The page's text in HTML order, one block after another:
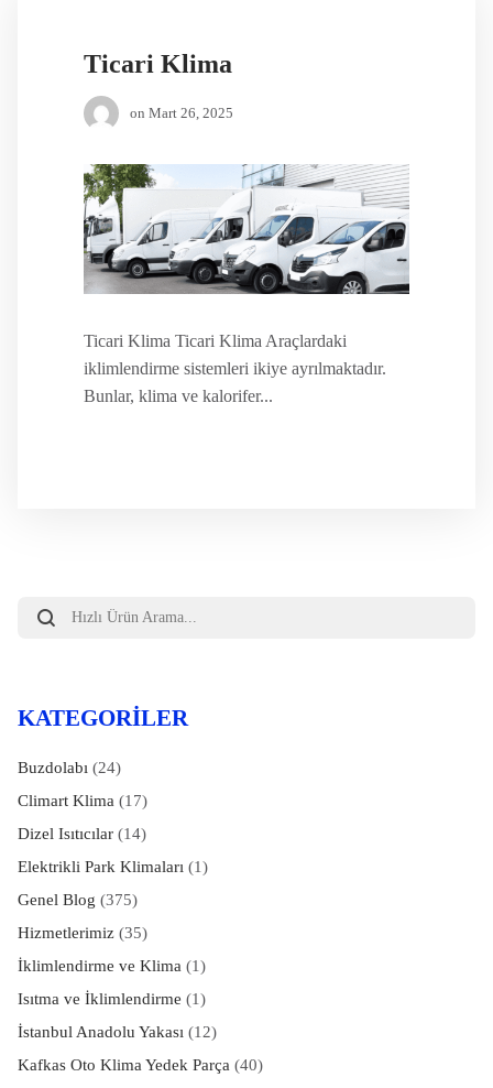
Ticari Klima
on Mart 26, 2025
Ticari Klima Ticari Klima Araçlardaki
iklimlendirme sistemleri ikiye ayrılmaktadır.
Bunlar, klima ve kalorifer...
search
KATEGORILER
Buzdolabı(24)
Climart Klima(17)
Dizel Isıtıcılar(14)
Elektrikli Park Klimaları(1)
Genel Blog (375)
Hizmetlerimiz(35)
İklimlendirme ve Klima(1)
Isıtma ve İklimlendirme (1)
İstanbul Anadolu Yakası(12)
Kafkas Oto Klima Yedek Parça(40)